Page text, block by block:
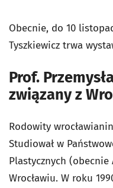
Obecnie, do 10
Tyszkiewicz trwa
Prof.
związany z
Rodowity
Studiował w
Plastycznych
Wrocławiu. W roku